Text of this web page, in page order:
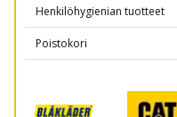
Henkilöhygienian tuotteet
Poistokori